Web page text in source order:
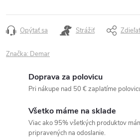
Opýtať sa Strážiť Zdieľať
Značka: Demar
Doprava za polovicu
Pri nákupe nad 50 € zaplatíme
Všetko máme na sklade
Viac ako 95% všetkých produktov
pripravených na odoslanie.